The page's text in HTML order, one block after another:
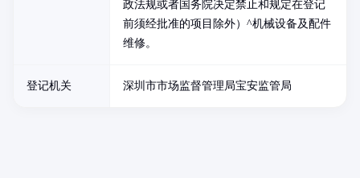
政法规或者国务院决定禁止和规定在登记
前须经批准的项目除外）^机械设备及配件
维修。
登记机关 深圳市市场监督管理局宝安监管局